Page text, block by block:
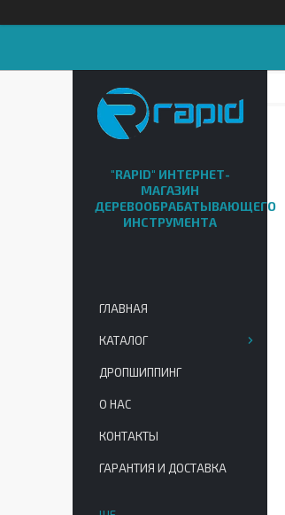
"RAPID" ИНТЕРНЕТ-
МАГАЗИН
ДЕРЕВООБРАБАТЫВАЮЩЕГО
ИНСТРУМЕНТА
ГЛАВНАЯ
КАТАЛОГ
ДРОПШИППИНГ
О НАС
КОНТАКТЫ
ГАРАНТИЯ И ДОСТАВКА